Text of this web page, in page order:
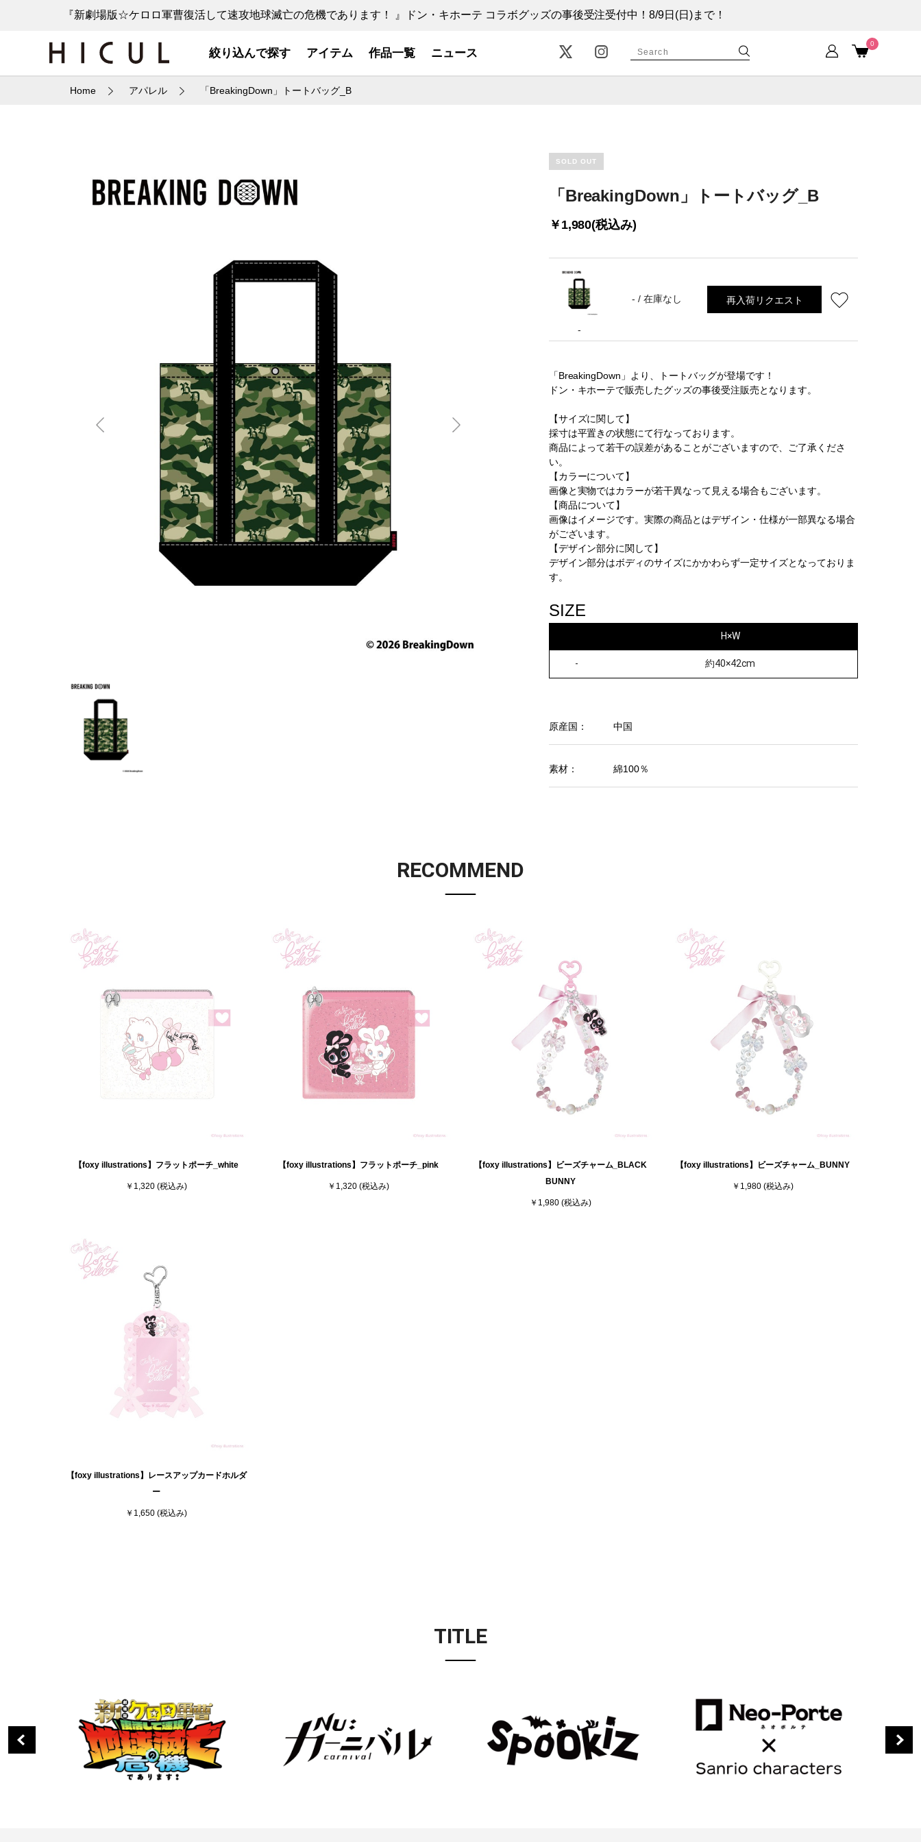
『新劇場版☆ケロロ軍曹復活して速攻地球滅亡の危機であります！ 』ドン・キホーテ コラボグッズの事後受注受付中！8/9日(日)まで！
絞り込んで探す アイテム 作品一覧 ニュース
0
Home アパレル 「BreakingDown」トートバッグ_B
SOLD OUT
「BreakingDown」トートバッグ_B
￥1,980(税込み)
-
- / 在庫なし 再入荷リクエスト
「BreakingDown」より、トートバッグが登場です！
ドン・キホーテで販売したグッズの事後受注販売となります。
【サイズに関して】
採寸は平置きの状態にて行なっております。
商品によって若干の誤差があることがございますので、ご了承くださ
い。
【カラーについて】
画像と実物ではカラーが若干異なって見える場合もございます。
【商品について】
画像はイメージです。実際の商品とはデザイン・仕様が一部異なる場合
がございます。
【デザイン部分に関して】
デザイン部分はボディのサイズにかかわらず一定サイズとなっておりま
す。
SIZE
H×W
- 約40×42cm
原産国： 中国
素材： 綿100％
RECOMMEND
【foxy illustrations】フラットポーチ_white
￥1,320(税込み)
【foxy illustrations】フラットポーチ_pink
￥1,320(税込み)
【foxy illustrations】ビーズチャーム_BLACK
BUNNY
￥1,980(税込み)
【foxy illustrations】ビーズチャーム_BUNNY
￥1,980 (税込み)
【foxy illustrations】レースアップカードホルダ
ー
￥1,650(税込み)
TITLE